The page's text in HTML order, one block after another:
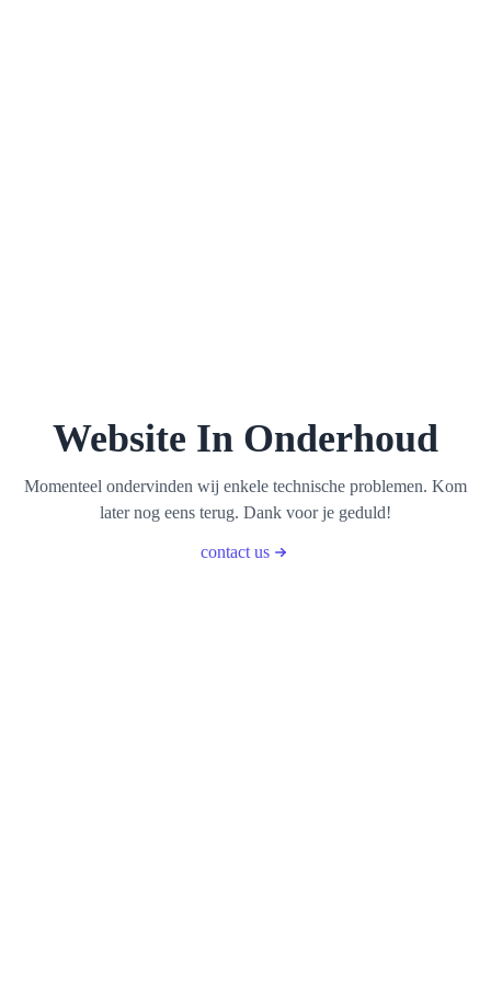
Website In Onderhoud
Momenteel ondervinden wij enkele technische problemen. Kom
later nog eens terug. Dank voor je geduld!
contact us